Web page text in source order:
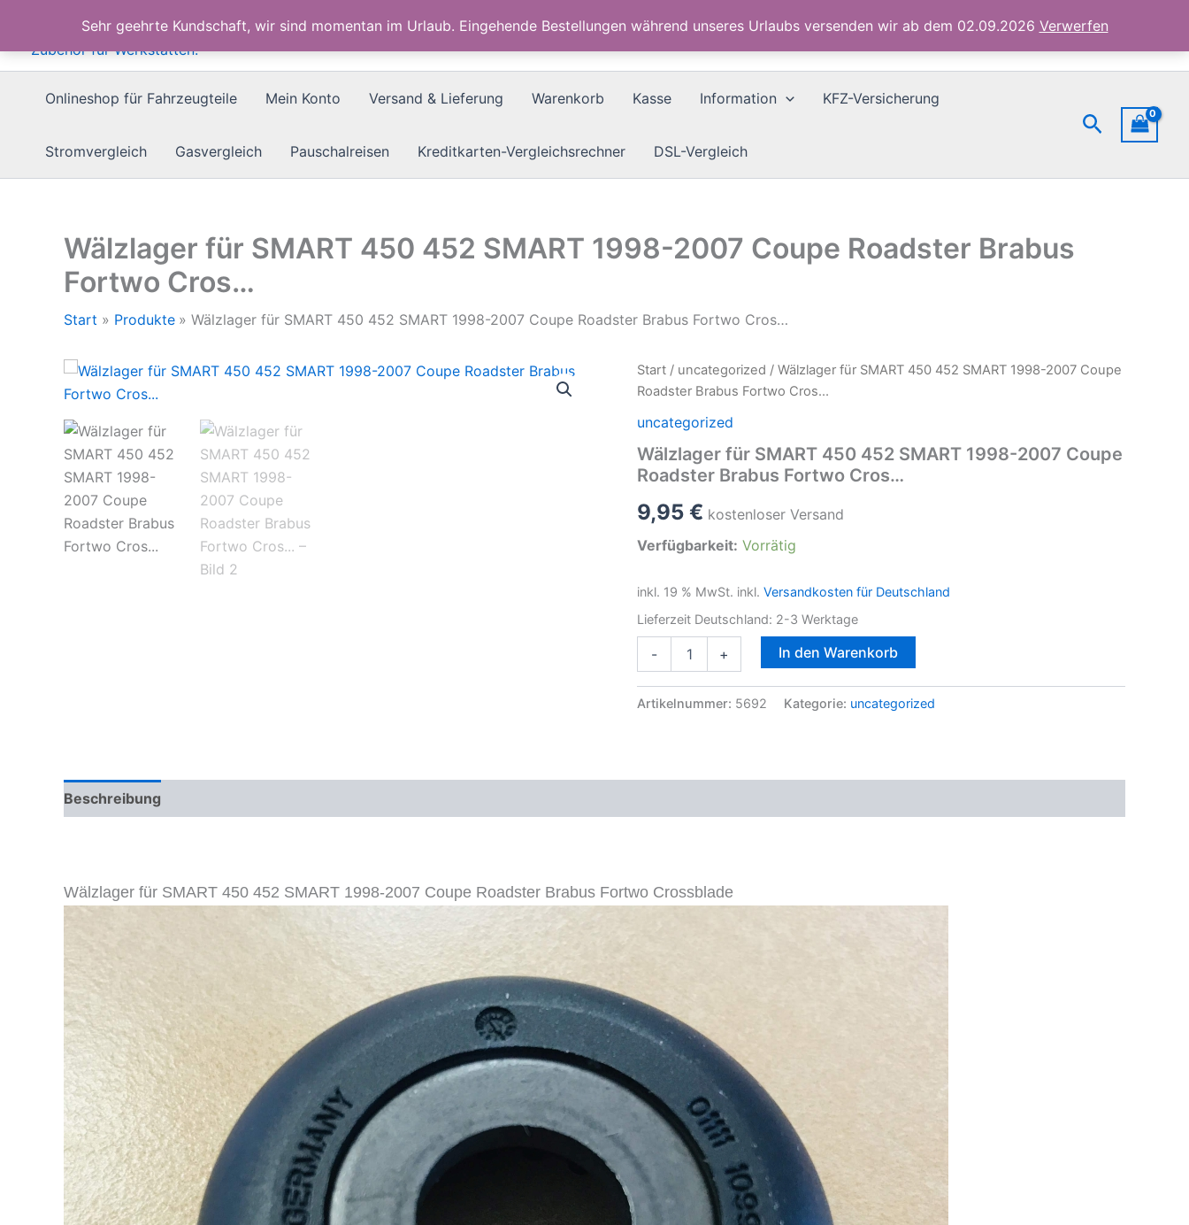
Sehr geehrte Kundschaft, wir sind momentan im Urlaub. Eingehende Bestellungen während unseres Urlaubs versenden wir ab dem 02.09.2026 Verwerfen
springen
Onlineshop für Fahrzeugteile Mein Konto Versand & Lieferung Warenkorb Kasse Information KFZ-Versicherung
Stromvergleich Gasvergleich Pauschalreisen Kreditkarten-Vergleichsrechner DSL-Vergleich
Suchen
Wälzlager für SMART 450 452 SMART 1998-2007 Coupe Roadster Brabus
Fortwo Cros…
Start Produkte Wälzlager für SMART 450 452 SMART 1998-2007 Coupe Roadster Brabus Fortwo Cros…
Start / uncategorized / Wälzlager für SMART 450 452 SMART 1998-2007 Coupe
Roadster Brabus Fortwo Cros…
uncategorized
Wälzlager für SMART 450 452 SMART 1998-2007 Coupe
Roadster Brabus Fortwo Cros…
9,95 € kostenloser Versand
Verfügbarkeit: Vorrätig
inkl. 19 % MwSt. inkl. Versandkosten für Deutschland
Lieferzeit Deutschland: 2-3 Werktage
-
450
Brabus
+ In den Warenkorb
Artikelnummer: 5692 Kategorie: uncategorized
Beschreibung
Wälzlager für SMART 450 452 SMART 1998-2007 Coupe Roadster Brabus Fortwo Crossblade
1998-
2007
Coupe
Roadster
Fortwo